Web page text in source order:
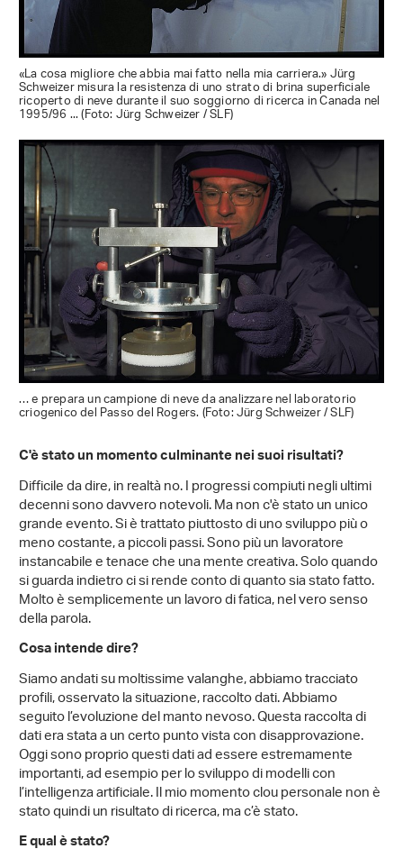
«La cosa migliore che abbia mai fatto nella mia carriera.» Jürg
Schweizer misura la resistenza di uno strato di brina superficiale
ricoperto di neve durante il suo soggiorno di ricerca in Canada nel
1995/96 ... (Foto: Jürg Schweizer / SLF)
… e prepara un campione di neve da analizzare nel laboratorio
criogenico del Passo del Rogers. (Foto: Jürg Schweizer / SLF)
C'è stato un momento culminante nei suoi risultati?
Difficile da dire, in realtà no. I progressi compiuti negli ultimi
decenni sono davvero notevoli. Ma non c'è stato un unico
grande evento. Si è trattato piuttosto di uno sviluppo più o
meno costante, a piccoli passi. Sono più un lavoratore
instancabile e tenace che una mente creativa. Solo quando
si guarda indietro ci si rende conto di quanto sia stato fatto.
Molto è semplicemente un lavoro di fatica, nel vero senso
della parola.
Cosa intende dire?
Siamo andati su moltissime valanghe, abbiamo tracciato
profili, osservato la situazione, raccolto dati. Abbiamo
seguito l’evoluzione del manto nevoso. Questa raccolta di
dati era stata a un certo punto vista con disapprovazione.
Oggi sono proprio questi dati ad essere estremamente
importanti, ad esempio per lo sviluppo di modelli con
l’intelligenza artificiale. Il mio momento clou personale non è
stato quindi un risultato di ricerca, ma c’è stato.
E qual è stato?